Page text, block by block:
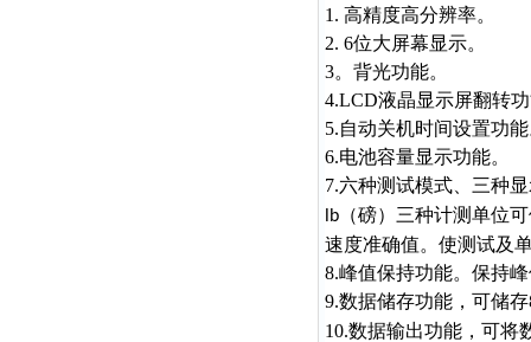
1. 高精度高分辨率。
2. 6位大屏幕显示。
3。背光功能。
4.LCD液晶显示屏翻转
5.自动关机时间设置功
6.电池容量显示功能。
7.六种测试模式、三种
lb （磅）三种计测单位
速度准确值。使测试及
8.峰值保持功能。保持
9.数据储存功能，可储存
10.数据输出功能，可将